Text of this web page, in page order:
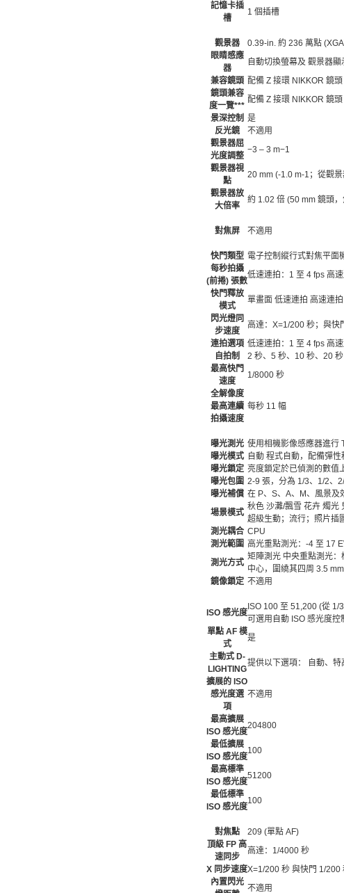
記憶卡插
槽
1 個插槽
觀景器
0.39-in. 約 236 萬點
眼睛感應
器
自動切換螢幕及 觀景器顯
兼容鏡頭 配備 Z 接環 NIKKOR 鏡
鏡頭兼容
度一覽***
配備 Z 接環 NIKKOR 鏡
景深控制 是
反光鏡
不適用
觀景器屈
光度調整
−3 – 3 m−1
觀景器視
點
20 mm (-1.0 m-1；從觀
觀景器放
大倍率
約 1.02 倍 (50 mm 鏡頭
對焦屏
不適用
快門類型 電子控制縱行式對焦平面
每秒拍攝
(前捲) 張數
低速連拍：1 至 4 fps 高
快門釋放
模式
單畫面 低速連拍 高速連
閃光燈同
步速度
高達：X=1/200 秒；與快
連拍選項 低速連拍：1 至 4 fps 高
自拍制
2 秒、5 秒、10 秒、20
最高快門
速度
1/8000 秒
全解像度
最高連續
拍攝速度
每秒 11 幅
曝光測光 使用相機影像感應器進行
曝光模式 自動 程式自動，配備彈
曝光鎖定 亮度鎖定於已偵測的數值
曝光包圍 2-9 張，分為 1/3、1/2、
曝光補償 在 P、S、A、M、風景及
場景模式
秋色 沙灘/飄雪 花卉 燭光
超級生動；流行；照片插
測光耦合 CPU
測光範圍 高光重點測光：-4 至 17
測光方式
矩陣測光 中央重點測光
中心，圍繞其四周 3.5
鏡像鎖定 不適用
ISO 感光度
ISO 100 至 51,200 (從 1/
可選用自動 ISO 感光度控
單點 AF 模
式
是
主動式 D-
LIGHTING
提供以下選項： 自動、
擴展的 ISO
感光度選
項
不適用
最高擴展
ISO 感光度
204800
最低擴展
ISO 感光度
100
最高標準
ISO 感光度
51200
最低標準
ISO 感光度
100
對焦點
209 (單點 AF)
頂級 FP 高
速同步
高達：1/4000 秒
X 同步速度X=1/200 秒 與快門 1/200
內置閃光
不適用